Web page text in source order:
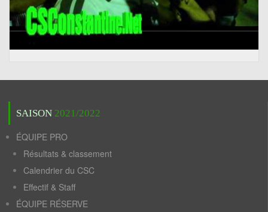
SAISON 2021/2022
ÉQUIPE PRO
Résultats & classement
Calendrier du CSC
Effectif & Staff
ÉQUIPE RÉSERVE